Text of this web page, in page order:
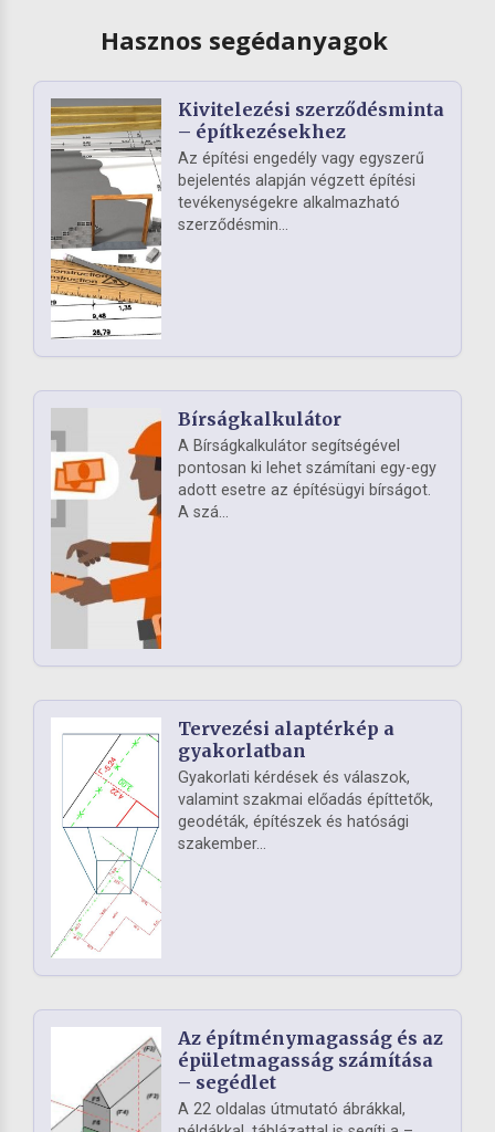
Hasznos segédanyagok
Kivitelezési szerződésminta
– építkezésekhez
Az építési engedély vagy egyszerű
bejelentés alapján végzett építési
tevékenységekre alkalmazható
szerződésmin...
Bírságkalkulátor
A Bírságkalkulátor segítségével
pontosan ki lehet számítani egy-egy
adott esetre az építésügyi bírságot.
A szá...
Tervezési alaptérkép a
gyakorlatban
Gyakorlati kérdések és válaszok,
valamint szakmai előadás építtetők,
geodéták, építészek és hatósági
szakember...
Az építménymagasság és az
épületmagasság számítása
– segédlet
A 22 oldalas útmutató ábrákkal,